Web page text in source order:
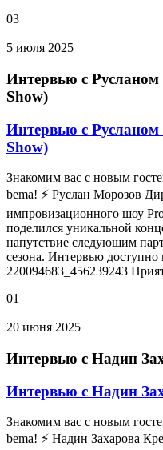
03
5 июля 2025
Интервью с
Show)
Интервью с
Show)
Знакомим вас с новым
bema! ⚡ Руслан Морозов
импровизационного шоу
поделился уникальной
напутствие следующим
сезона. Интервью
220094683_456239243
01
20 июня 2025
Интервью с Надин
Интервью с Надин
Знакомим вас с новым
bema! ⚡ Надин Захарова